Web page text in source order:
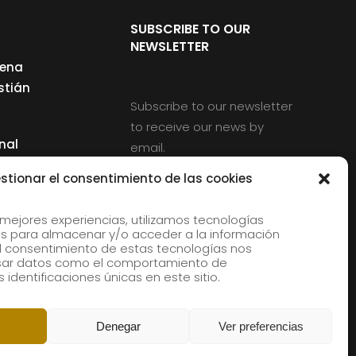
el consentimiento de las cookies
experiencias, utilizamos tecnologías
para almacenar y/o acceder a la información
consentimiento de estas tecnologías nos
datos como el comportamiento de
identificaciones únicas en este sitio.
Denegar Ver preferencias
SUBSCRIBE TO OUR
NEWSLETTER
Subscribe to our newsletter
to receive our news by
email.